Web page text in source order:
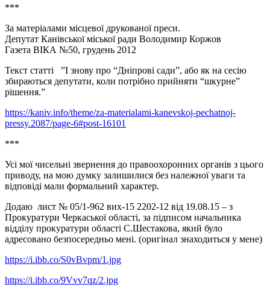
***
За матеріалами місцевої друкованої преси.
Депутат Канівської міської ради Володимир Коржов
Газета ВІКА №50, грудень 2012
Текст статті ”І знову про “Дніпрові сади”, або як на сесію
збираються депутати, коли потрібно прийняти “шкурне”
рішення.”
https://kaniv.info/theme/za-materialami-kanevskoj-pechatnoj-
pressy.2087/page-6#post-16101
***
Усі мої чисельні звернення до правоохоронних органів з цього
приводу, на мою думку залишилися без належної уваги та
відповіді мали формальний характер.
Додаю лист № 05/1-962 вих-15 2202-12 від 19.08.15 – з
Прокуратури Черкаської області, за підписом начальника
відділу прокуратури області С.Шестакова, який було
адресовано безпосередньо мені. (оригінал знаходиться у мене)
https://i.ibb.co/S0vBvpm/1.jpg
https://i.ibb.co/9Vvv7qz/2.jpg